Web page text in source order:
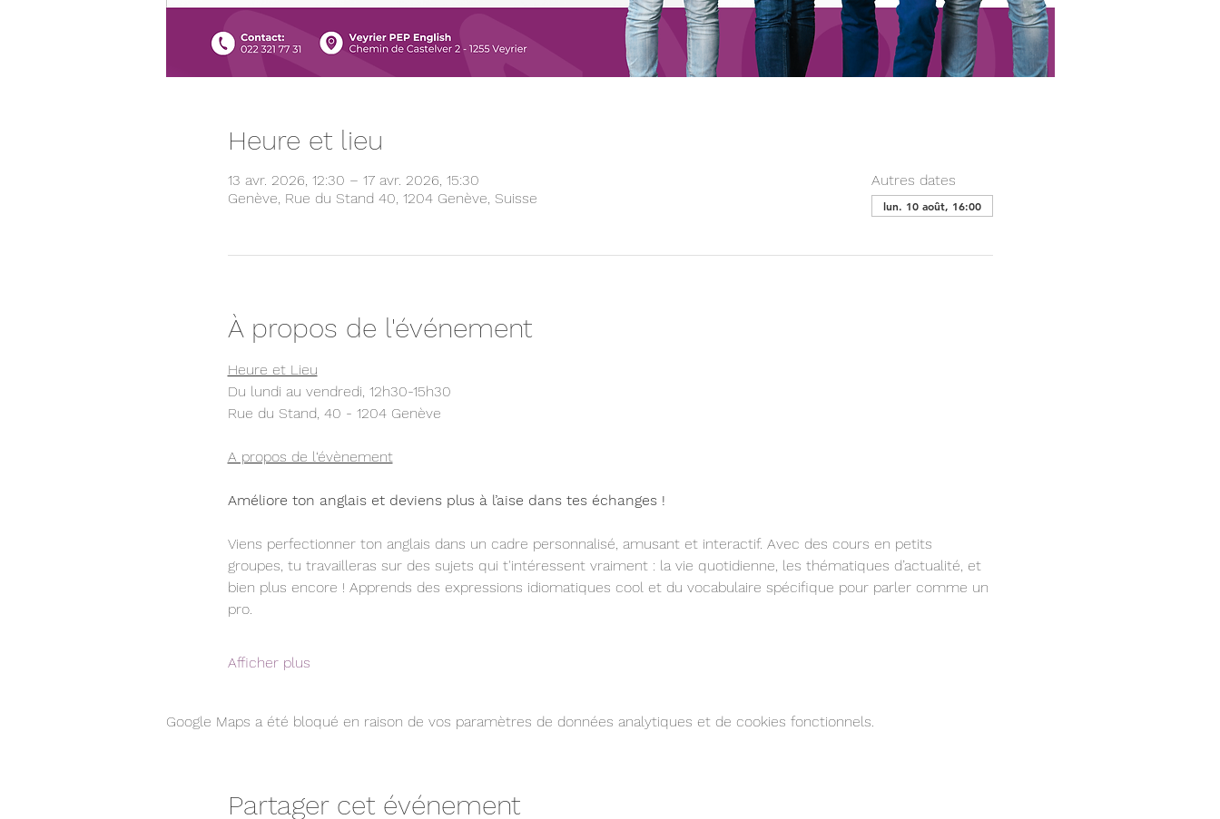
Heure et lieu
13 avr. 2026, 12:30 – 17 avr. 2026, 15:30
Genève, Rue du Stand 40, 1204 Genève, Suisse
Autres dates
lun. 10 août, 16:00
À propos de l'événement
Heure et Lieu
Du lundi au vendredi, 12h30-15h30
Rue du Stand, 40 - 1204 Genève
A propos de l‘évènement
Améliore ton anglais et deviens plus à l’aise dans tes échanges !
Viens perfectionner ton anglais dans un cadre personnalisé, amusant et interactif. Avec des cours en petits
groupes, tu travailleras sur des sujets qui t'intéressent vraiment : la vie quotidienne, les thématiques d’actualité, et
bien plus encore ! Apprends des expressions idiomatiques cool et du vocabulaire spécifique pour parler comme un
pro.
Afficher plus
Google Maps a été bloqué en raison de vos paramètres de données analytiques et de cookies fonctionnels.
Partager cet événement